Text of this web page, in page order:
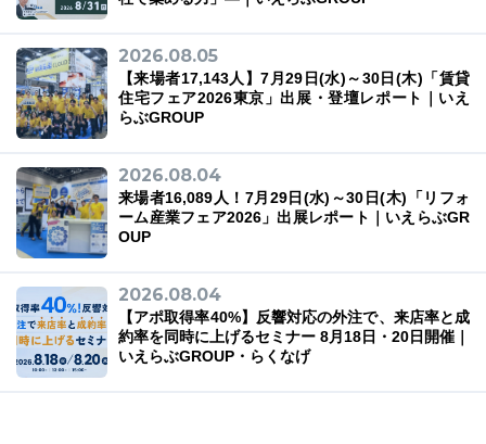
2026.08.05
【来場者17,143人】7月29日(水)～30日(木)「賃貸
住宅フェア2026東京」出展・登壇レポート｜いえ
らぶGROUP
2026.08.04
来場者16,089人！7月29日(水)～30日(木)「リフォ
ーム産業フェア2026」出展レポート｜いえらぶGR
OUP
2026.08.04
【アポ取得率40%】反響対応の外注で、来店率と成
約率を同時に上げるセミナー 8月18日・20日開催｜
いえらぶGROUP・らくなげ